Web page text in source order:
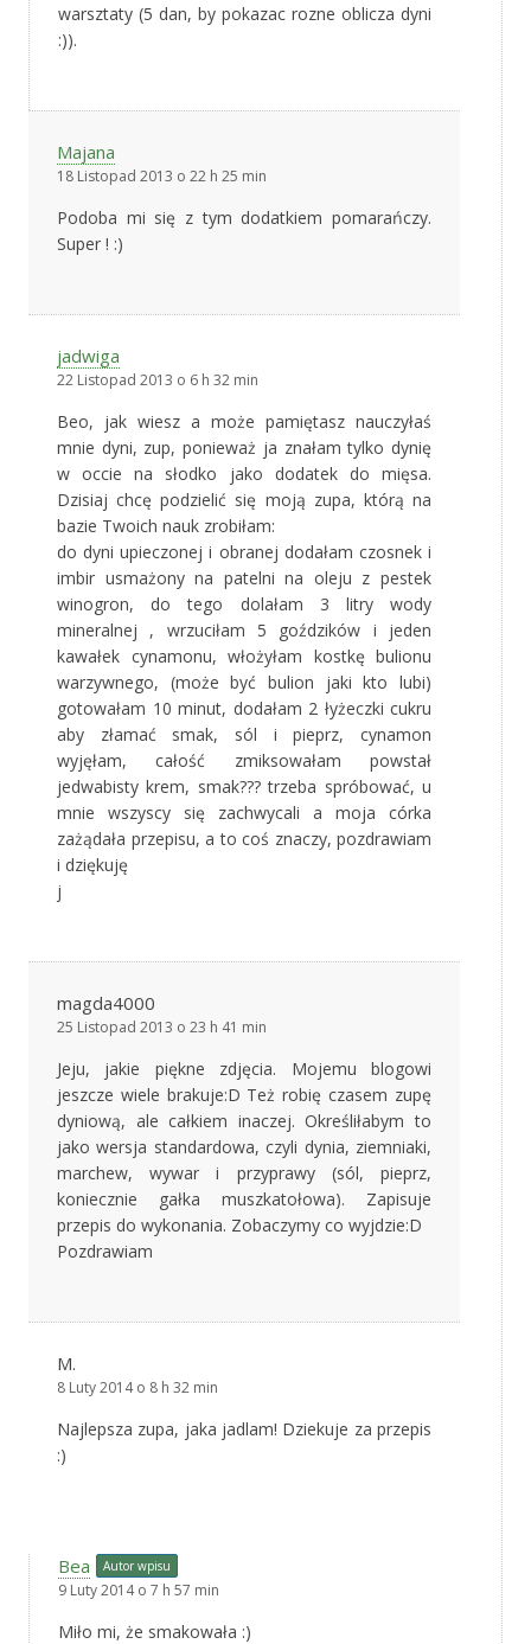
warsztaty (5 dan, by pokazac rozne oblicza dyni
:)).
Majana
18 Listopad 2013 o 22 h 25 min
Podoba mi się z tym dodatkiem pomarańczy.
Super ! :)
jadwiga
22 Listopad 2013 o 6 h 32 min
Beo, jak wiesz a może pamiętasz nauczyłaś
mnie dyni, zup, ponieważ ja znałam tylko dynię
w occie na słodko jako dodatek do mięsa.
Dzisiaj chcę podzielić się moją zupa, którą na
bazie Twoich nauk zrobiłam:
do dyni upieczonej i obranej dodałam czosnek i
imbir usmażony na patelni na oleju z pestek
winogron, do tego dolałam 3 litry wody
mineralnej , wrzuciłam 5 goździków i jeden
kawałek cynamonu, włożyłam kostkę bulionu
warzywnego, (może być bulion jaki kto lubi)
gotowałam 10 minut, dodałam 2 łyżeczki cukru
aby złamać smak, sól i pieprz, cynamon
wyjęłam, całość zmiksowałam powstał
jedwabisty krem, smak??? trzeba spróbować, u
mnie wszyscy się zachwycali a moja córka
zażądała przepisu, a to coś znaczy, pozdrawiam
i dziękuję
j
magda4000
25 Listopad 2013 o 23 h 41 min
Jeju, jakie piękne zdjęcia. Mojemu blogowi
jeszcze wiele brakuje:D Też robię czasem zupę
dyniową, ale całkiem inaczej. Określiłabym to
jako wersja standardowa, czyli dynia, ziemniaki,
marchew, wywar i przyprawy (sól, pieprz,
koniecznie gałka muszkatołowa). Zapisuje
przepis do wykonania. Zobaczymy co wyjdzie:D
Pozdrawiam
M.
8 Luty 2014 o 8 h 32 min
Najlepsza zupa, jaka jadlam! Dziekuje za przepis
:)
Bea Autor wpisu
9 Luty 2014 o 7 h 57 min
Miło mi, że smakowała :)